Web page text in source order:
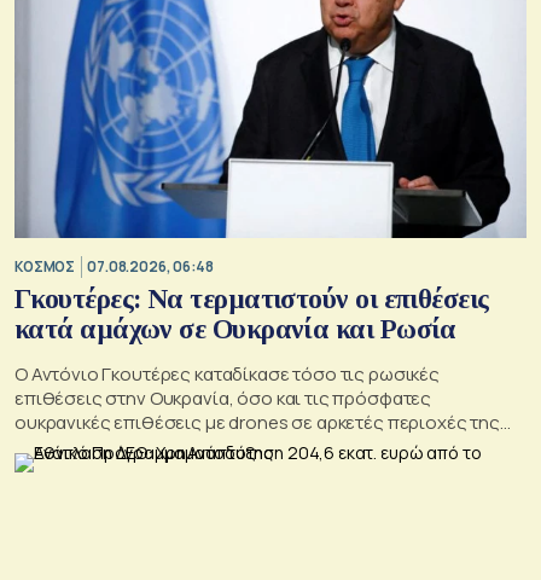
ΚΟΣΜΟΣ 07.08.2026, 06:48
Γκουτέρες: Να τερματιστούν οι επιθέσεις
κατά αμάχων σε Ουκρανία και Ρωσία
Ο Αντόνιο Γκουτέρες καταδίκασε τόσο τις ρωσικές
επιθέσεις στην Ουκρανία, όσο και τις πρόσφατες
ουκρανικές επιθέσεις με drones σε αρκετές περιοχές της
Ρωσίας, οι οποίες προκάλεσαν απώλειες μεταξύ αμάχων και
ζημιές σε μη στρατιωτικές υποδομές.